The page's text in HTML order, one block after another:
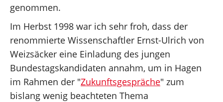
Termine
Facebook
genommen.
Im Herbst 1998 war ich sehr froh, dass der
renommierte Wissenschaftler Ernst-Ulrich von
Weizsäcker eine Einladung des jungen
Bundestagskandidaten annahm, um in Hagen
im Rahmen der "Zukunftsgespräche" zum
bislang wenig beachteten Thema